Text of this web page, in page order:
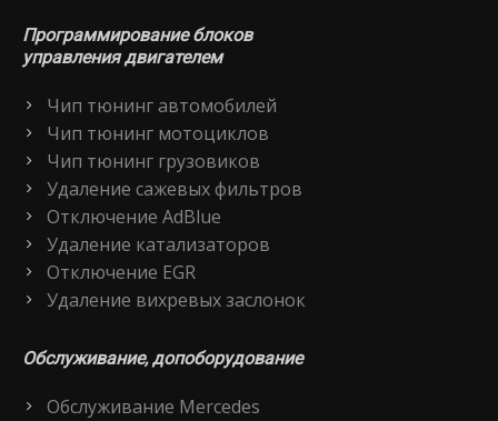
Программирование блоков
управления двигателем
Чип тюнинг автомобилей
Чип тюнинг мотоциклов
Чип тюнинг грузовиков
Удаление сажевых фильтров
Отключение AdBlue
Удаление катализаторов
Отключение EGR
Удаление вихревых заслонок
Обслуживание, допоборудование
Обслуживание Mercedes